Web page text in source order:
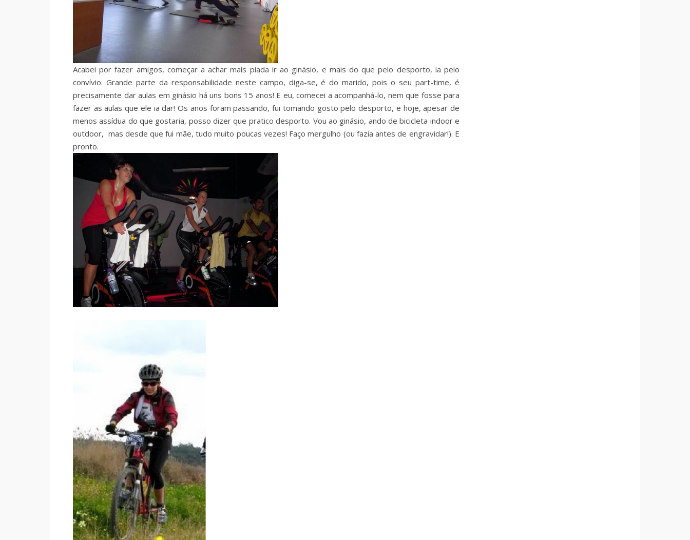
Acabei por fazer amigos, começar a achar mais piada ir ao ginásio, e mais do que pelo desporto, ia pelo
convívio. Grande parte da responsabilidade neste campo, diga-se, é do marido, pois o seu part-time, é
precisamente dar aulas em ginásio há uns bons 15 anos! E eu, comecei a acompanhá-lo, nem que fosse para
fazer as aulas que ele ia dar! Os anos foram passando, fui tomando gosto pelo desporto, e hoje, apesar de
menos assídua do que gostaria, posso dizer que pratico desporto. Vou ao ginásio, ando de bicicleta indoor e
outdoor, mas desde que fui mãe, tudo muito poucas vezes! Faço mergulho (ou fazia antes de engravidar!). E
pronto.